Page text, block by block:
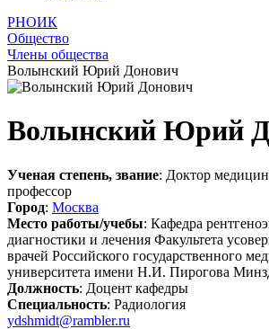
РНОИК
Общество
Члены общества
Волынский Юрий Донович
Волынский Юрий
Ученая степень, звание: Доктор
профессор
Город: Москва
Место работы/учебы: Кафедра
диагностики и лечения Факультета
врачей Российского государственного
университета имени Н.И. Пирогова
Должность: Доцент кафедры
Специальность: Радиология
ydshmidt@rambler.ru